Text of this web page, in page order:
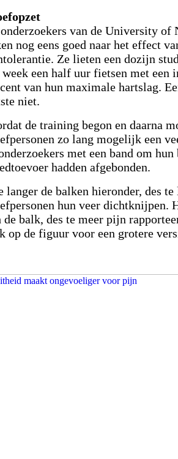
van de University of
nog eens goed naar het effect
Ze lieten een dozijn
week een half uur fietsen met een
van hun maximale hartslag.
niet.
de training begon en daarna
zo lang mogelijk een
met een band om hun
hadden afgebonden.
langer de balken hieronder, des te
hun veer dichtknijpen.
de balk, des te meer pijn
op de figuur voor een grotere